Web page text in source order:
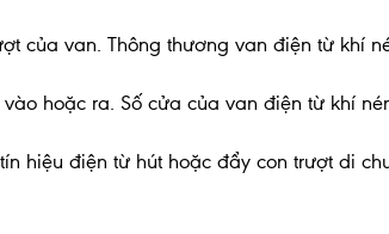
của van. Thông thương van điện từ khí
hoặc ra. Số cửa của van điện từ khí
hiệu điện từ hút hoặc đẩy con trượt di